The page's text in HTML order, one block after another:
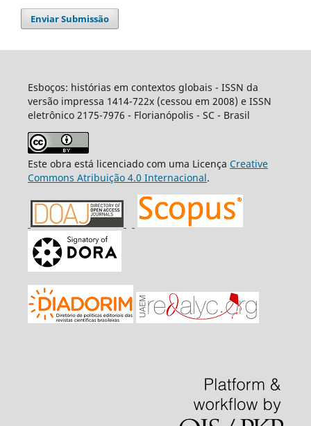
Enviar Submissão
Esboços: histórias em contextos globais - ISSN da
versão impressa 1414-722x (cessou em 2008) e ISSN
eletrônico 2175-7976 - Florianópolis - SC - Brasil
Este obra está licenciado com uma Licença Creative
Commons Atribuição 4.0 Internacional.